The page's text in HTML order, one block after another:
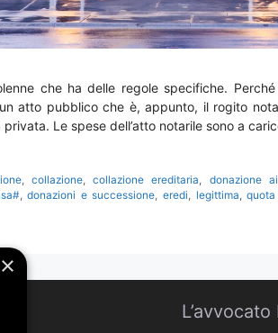
che ha delle regole specifiche.
atto pubblico che è, appunto, il rogito
Le spese dell’atto notarile sono a
, collazione,collazione ereditaria, donazione
,donazioni e successione,eredi, legittima,
×